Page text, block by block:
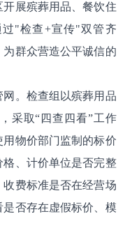
展殡葬用品、餐饮住
"检查+宣传"双管齐
群众营造公平诚信的
。检查组以殡葬用品
采取“四查四看”工作
物价部门监制的标价
、计价单位是否完整
费标准是否在经营场
否存在虚假标价、模